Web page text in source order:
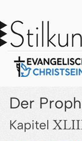
Der
Kapitel